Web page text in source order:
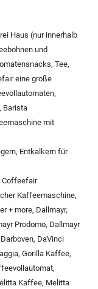
Haus (nur innerhalb
und
, Tee,
eine große
,
, Barista
mit
, Entkalkern für
Coffeefair
Kaffeemaschine,
+ more, Dallmayr,
Prodomo, Dallmayr
Darboven, DaVinci
, Gorilla Kaffee,
,
Kaffee, Melitta